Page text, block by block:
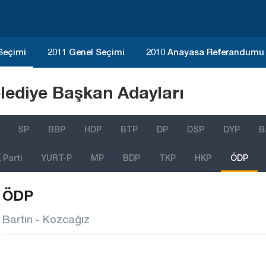
2011 Genel Seçimi 2010 Anayasa Referandumu
Başkan Adayları
SP BBP HDP BTP DP DSP DYP
Parti YURT-P MP BDP TKP HKP ÖDP
ÖDP
Bartın - Kozcağız